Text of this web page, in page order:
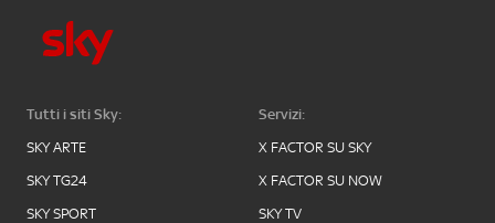
Tutti i siti Sky:
SKY ARTE
SKY TG24
SKY SPORT
Servizi:
X FACTOR SU SKY
X FACTOR SU NOW
SKY TV